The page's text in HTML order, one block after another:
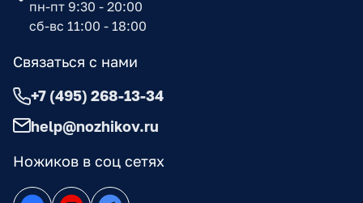
Ножиков в соц сетях
пн-пт 9:30 - 20:00
сб-вс 11:00 - 18:00
Связаться с нами
+7 (495) 268-13-34
help@nozhikov.ru